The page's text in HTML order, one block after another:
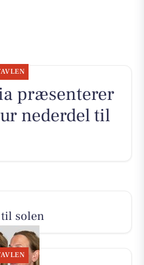
præsenterer
nederdel til
solen